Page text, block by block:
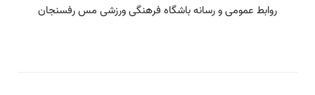
روابط عمومی و رسانه باشگاه فرهنگی ورزشی مس رفسنجان